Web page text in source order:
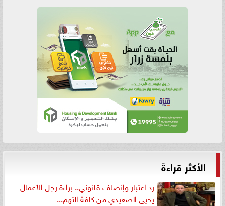
الأكثر قراءةً
رد اعتبار وإنصاف قانوني.. براءة رجل الأعمال
يحيى الصعيدي من كافة التهم...